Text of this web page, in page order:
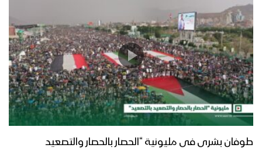
طوفان بشري في مليونية “الحصار بالحصار والتصعيد